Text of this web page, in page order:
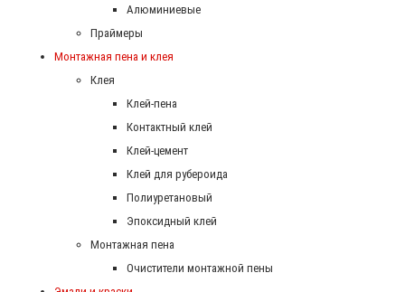
Алюминиевые
Праймеры
Монтажная пена и клея
Клея
Клей-пена
Контактный клей
Клей-цемент
Клей для рубероида
Полиуретановый
Эпоксидный клей
Монтажная пена
Очистители монтажной пены